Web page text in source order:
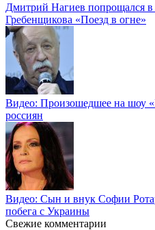
Дмитрий Нагиев попрощался
Гребенщикова «Поезд в огне»
Видео: Произошедшее на шоу
россиян
Видео: Сын и внук Софии
побега с Украины
Свежие комментарии